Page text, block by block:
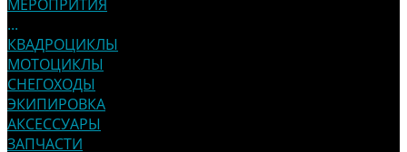
МЕРОПРИТИЯ
...
КВАДРОЦИКЛЫ
МОТОЦИКЛЫ
СНЕГОХОДЫ
ЭКИПИРОВКА
АКСЕССУАРЫ
ЗАПЧАСТИ